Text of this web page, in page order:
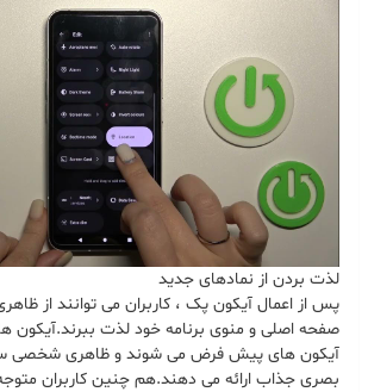
لذت بردن از نمادهای جدید
پس از اعمال آیکون پک ، کاربران می توانند از
صفحه اصلی و منوی برنامه خود لذت ببرند.آیکون
آیکون های پیش فرض می شوند و ظاهری شخصی
بصری جذاب ارائه می دهند.هم چنین کاربران